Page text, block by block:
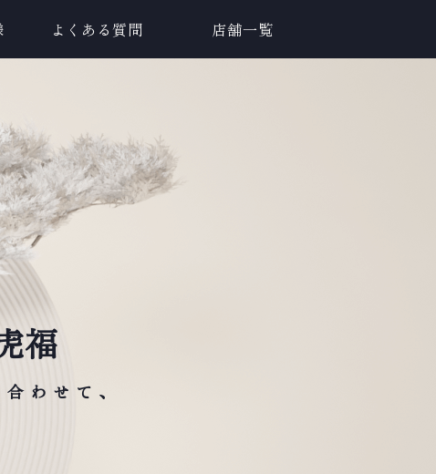
よくある質問 店舗一覧
福
わせて、